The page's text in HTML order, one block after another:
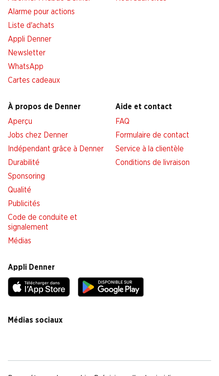
Alarme pour actions
Liste d'achats
Appli Denner
Newsletter
WhatsApp
Cartes cadeaux
À propos de Denner
Aperçu
Jobs chez Denner
Indépendant grâce à Denner
Durabilité
Sponsoring
Qualité
Publicités
Code de conduite et
signalement
Médias
Aide et contact
FAQ
Formulaire de contact
Service à la clientèle
Conditions de livraison
Appli Denner
Médias sociaux